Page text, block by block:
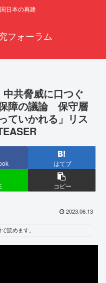
日本の再建
フォーラム
中共脅威に口つぐ
障の議論 保守層
ていかれる」リス
はてブ
コピー
2023.06.13
で読めます。